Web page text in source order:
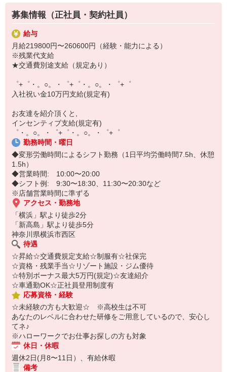
▼工場・製造・軽作業系
機械/食品製造・梱包・仕分け・加工・組立・検査
▼美容系
眉毛サロンのアイブロウ・ネイリスト・エステ
▼営業・販売
法人営業・アパレル販売・個別指導塾・人材紹介
▼人気案件も多数♪
短期・期間限定・オープニング・官公庁案件
上場/優良/大手企業など
【スマホ面接実施中】
￣￣￣￣￣￣￣￣￣
自宅に居ながらスマホでカンタン面接OK！
オンライン面談なのでスピード対応。
即日登録もOK♪
気になった方はお気軽にご相談ください！
■スキンケアだけでなく、メイクアップ製品も！
■「いろいろな化粧品を使ってみたけれど、なかなか自分に合うもの
が見つからなかった」というお客様の多くが「アクセーヌに出会え
てよかった！」と言ってくださいます！また、近年肌が敏感に傾き
やすい方も多く、多くのお客様の「お守り」のような製品になって
います。アクセーヌは、クチコミサイトでも評判が高く、さまざま
なな賞も受賞しています。スキンケア製品のイメージが強いのです
トラブルで、メイクはできない」とあきらめていたお客様が、「ア
クセーヌに出会って、初めてメイクの楽しさを知りました！・・・
ば。・・・こちらも思わずもらい泣きしそうになるぐらい、感動を
味わえるお仕事です！
募集情報（正社員・契約社員）
給与
月給219800円〜260600円（経験・能力による）
※残業代支給
★交通費別途支給（規定あり）
゜+゜・。○。・゜+゜・。○。・゜+゜
入社祝い金10万円支給(規定有)
お友達を紹介頂くと,
インセンティブ支給(規定有)
゜・。○。・゜+゜・。○。・゜+゜
勤務時間・曜日
◆変形労働時間によるシフト勤務（1日平均労働時間7.5h、休憩
1.5h）
◆営業時間: 10:00〜20:00
◆シフト例: 9:30〜18:30、11:30〜20:30など
※店舗営業時間に準ずる
アクセス・勤務地
「横浜」駅より徒歩2分
「新高島」駅より徒歩5分
神奈川県横浜市西区
待遇
☆昇給☆交通費規定支給☆制服有☆社保完
☆資格・残業手当☆リゾート施設・ジム優待
☆特別ボーナス最大5万円(規定)☆友達紹介
☆車通勤OK☆正社員登用制度有
応募資格・経験
☆未経験の方も大歓迎☆ ※高校生は不可
あなたのレベルに合わせた研修をご用意しているので、安心し
てネ♪
※ハローワークでお仕事お探しの方も対象
休日・休暇
週休2日(月8〜11日）、有給休暇
備考